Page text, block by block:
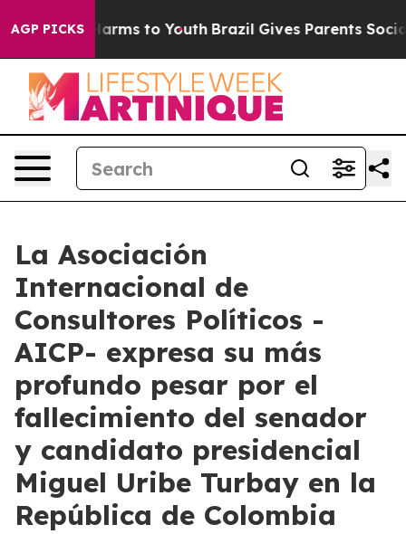
AGP PICKS
Abate Harms to Youth Brazil Gives Parents Social
La Asociación
Internacional de
Consultores Políticos -
AICP- expresa su más
profundo pesar por el
fallecimiento del senador
y candidato presidencial
Miguel Uribe Turbay en la
República de Colombia